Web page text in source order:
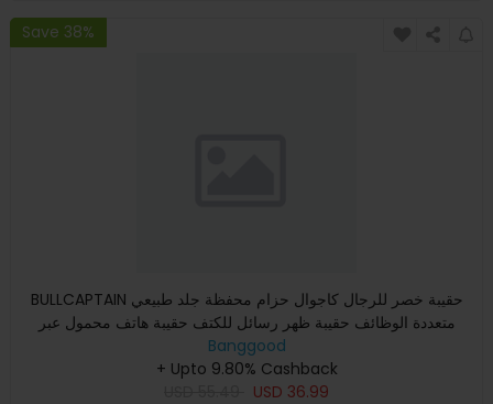
Save 38%
BULLCAPTAIN حقيبة خصر للرجال كاجوال حزام محفظة جلد طبيعي
متعددة الوظائف حقيبة ظهر رسائل للكتف حقيبة هاتف محمول عبر
الجسم
Banggood
+ Upto 9.80% Cashback
USD 36.99